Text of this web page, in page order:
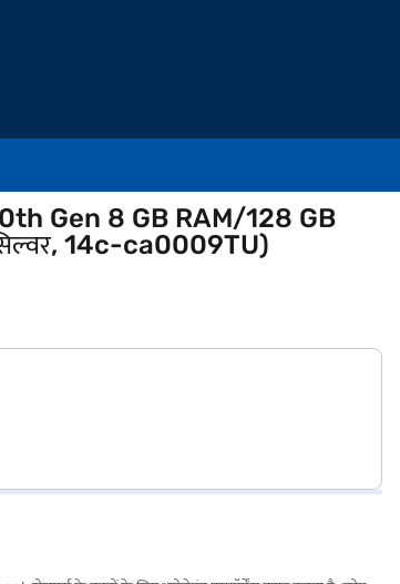
Gen 8 GB RAM/128 GB
14c-ca0009TU)